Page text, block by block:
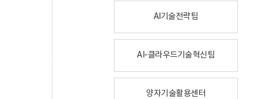
AI기술전략팀
AI-클라우드기술혁신팀
양자기술활용센터